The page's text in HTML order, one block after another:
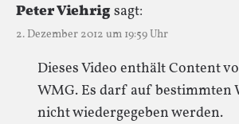
Peter Viehrigsagt:
2. Dezember 2012 um 19:59 Uhr
Dieses Video enthält Content
WMG. Es darf auf bestimmten
nicht wiedergegeben werden.